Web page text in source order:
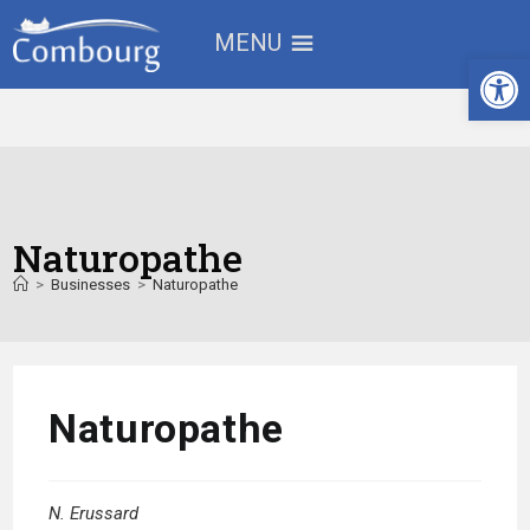
MENU
Naturopathe
> Businesses > Naturopathe
Naturopathe
N. Erussard